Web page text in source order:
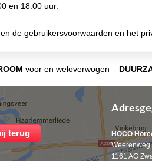
en 18.00 uur.
de gebruikersvoorwaarden en het
voor en weloverwogen
HOCO
Weerenweg
1161 AG